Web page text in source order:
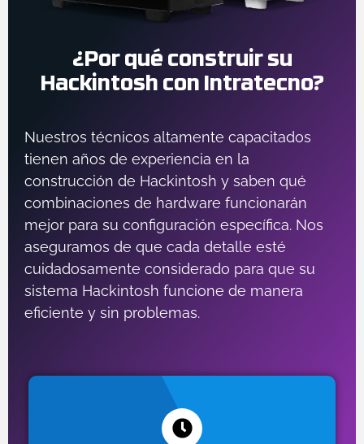
¿Por qué construir su
Hackintosh con Intratecno?
Nuestros técnicos altamente capacitados
tienen años de experiencia en la
construcción de Hackintosh y saben qué
combinaciones de hardware funcionarán
mejor para su configuración específica. Nos
aseguramos de que cada detalle esté
cuidadosamente considerado para que su
sistema Hackintosh funcione de manera
eficiente y sin problemas.